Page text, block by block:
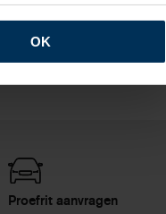
OK
Proefrit aanvragen